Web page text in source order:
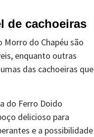
de cachoeiras
Morro do Chapéu são
enquanto outras
das cachoeiras que
do Ferro Doido
delicioso para
e a possibilidade